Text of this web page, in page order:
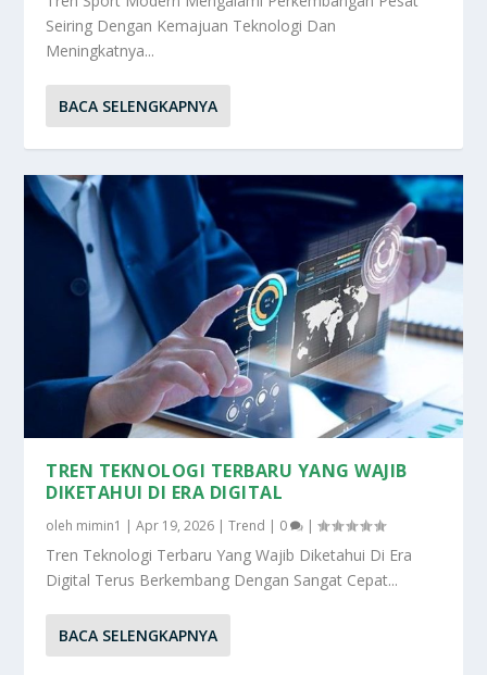
Seiring Dengan Kemajuan Teknologi Dan
Meningkatnya...
BACA SELENGKAPNYA
TREN TEKNOLOGI TERBARU YANG WAJIB
DIKETAHUI DI ERA DIGITAL
oleh mimin1 |Apr 19, 2026 |Trend | 0 |
Tren Teknologi Terbaru Yang Wajib Diketahui Di Era
Digital Terus Berkembang Dengan Sangat Cepat...
BACA SELENGKAPNYA